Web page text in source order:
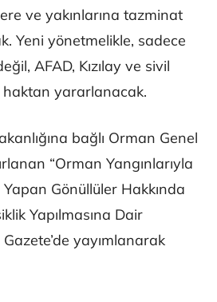
ve yakınlarına tazminat
Yeni yönetmelikle, sadece
AFAD, Kızılay ve sivil
yararlanacak.
bağlı Orman Genel
“Orman Yangınlarıyla
Gönüllüler Hakkında
Yapılmasına Dair
yayımlanarak